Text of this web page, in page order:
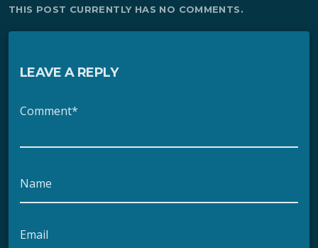
THIS POST CURRENTLY HAS NO COMMENTS.
LEAVE A REPLY
Comment*
Name
Email